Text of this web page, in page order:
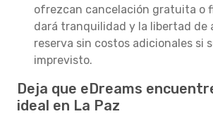
ofrezcan cancelación gratuita o
dará tranquilidad y la libertad de
reserva sin costos adicionales si
imprevisto.
Deja que eDreams
ideal en La Paz